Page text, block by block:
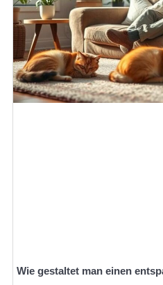
Wie gestaltet man einen